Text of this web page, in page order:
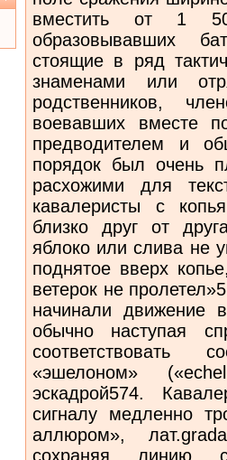
вместить от 1
образовывавших
стоящие в ряд
знаменами или
родственников,
воевавших вместе
предводителем и
порядок был очень
расхожими для
кавалеристы с
близко друг от
яблоко или слива не
поднятое вверх
ветерок не
начинали движение
обычно наступая
соответствовать
«эшелоном»
эскадрой574.
сигналу медленно
аллюром»,
сохраняя линию